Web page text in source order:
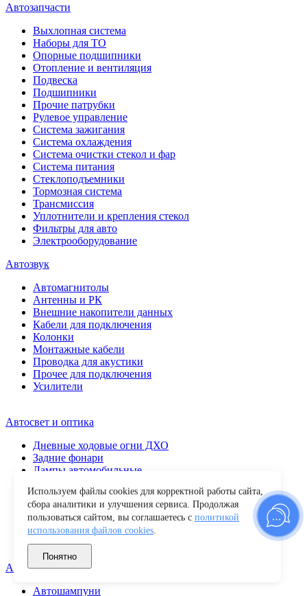
Автозапчасти
Выхлопная система
Наборы для ТО
Опорные подшипники
Отопление и вентиляция
Подвеска
Подшипники
Прочие патрубки
Рулевое управление
Система зажигания
Система охлаждения
Система очистки стекол и фар
Система питания
Стеклоподъемники
Тормозная система
Трансмиссия
Уплотнители и крепления стекол
Фильтры для авто
Электрооборудование
Автозвук
Автомагнитолы
Антенны и РК
Внешние накопители данных
Кабели для подключения
Колонки
Монтажные кабели
Проводка для акустики
Прочее для подключения
Усилители
Автосвет и оптика
Дневные ходовые огни ДХО
Задние фонари
Лампы автомобильные
Повторители поворота
Противотуманные фары
Прочие
Светодиодные балки
Фары рабочего света
Автохимия и уход
Автошампуни
Используем файлы cookies для корректной работы сайта,
сбора аналитики и улучшения сервиса. Продолжая
пользоваться сайтом, вы соглашаетесь с политикой
использования файлов cookies.
Понятно